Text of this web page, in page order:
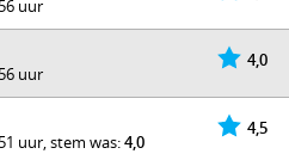
uur
4,0
uur
4,5
uur, stem was:4,0